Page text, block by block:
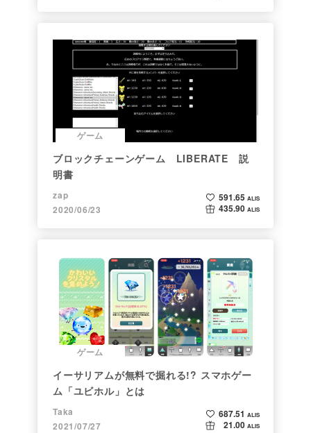
ゲーム
ブロックチェーンゲーム LIBERATE 説
明書
zap
2020/06/23
591.65 ALIS
435.90 ALIS
ゲーム
イーサリアムが無料で掘れる!? スマホゲー
ム「ユビホル」とは
Taka
2021/07/27
687.51 ALIS
21.00 ALIS